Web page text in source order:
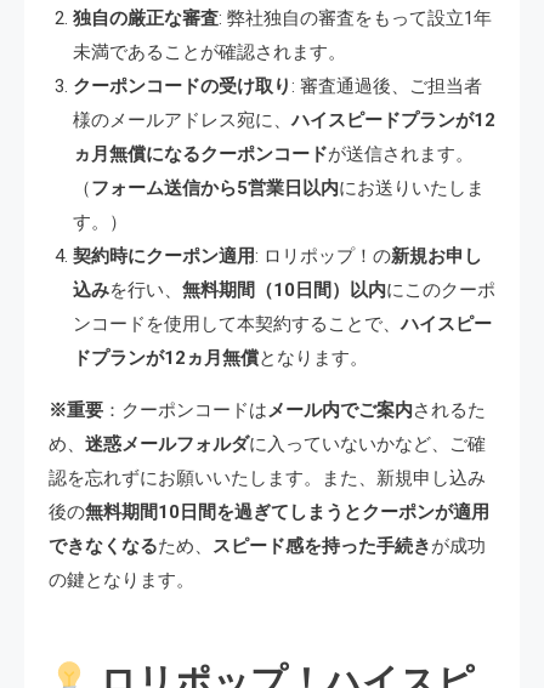
独自の厳正な審査: 弊社独自の審査をもって設立1年
未満であることが確認されます。
クーポンコードの受け取り: 審査通過後、ご担当者
様のメールアドレス宛に、ハイスピードプランが12
ヵ月無償になるクーポンコードが送信されます。
（フォーム送信から5営業日以内にお送りいたしま
す。）
契約時にクーポン適用: ロリポップ！の新規お申し
込みを行い、 無料期間（10日間）以内にこのクーポ
ンコードを使用して本契約することで、ハイスピー
ドプランが12ヵ月無償となります。
※重要 ：クーポンコードはメール内でご案内されるた
め、 迷惑メールフォルダに入っていないかなど、ご確
認を忘れずにお願いいたします。また、新規申し込み
後の無料期間10日間を過ぎてしまうとクーポンが適用
できなくなるため、 スピード感を持った手続きが成功
の鍵となります。